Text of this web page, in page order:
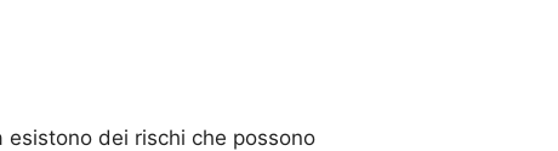
dei rischi che possono